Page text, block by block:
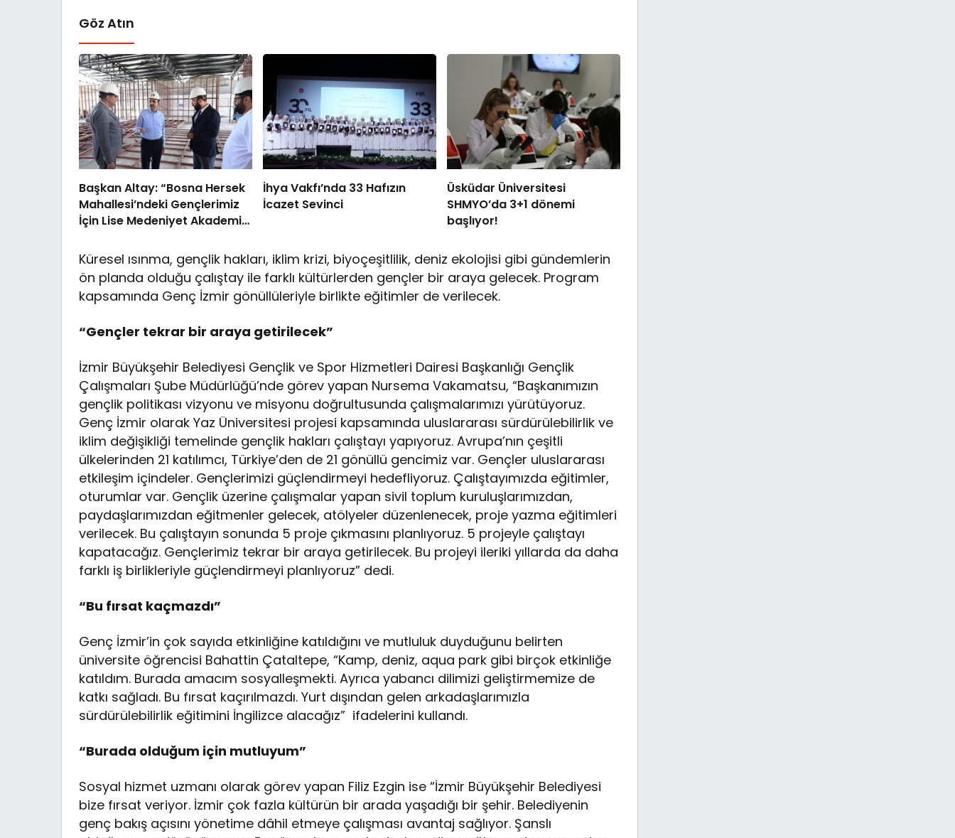
Göz Atın
Başkan Altay: “Bosna Hersek
Mahallesi’ndeki Gençlerimiz
İçin Lise Medeniyet Akademisi
İhya Vakfı’nda 33 Hafızın
İcazet Sevinci
Üsküdar Üniversitesi
SHMYO’da 3+1 dönemi
başlıyor!
Küresel ısınma, gençlik hakları, iklim krizi, biyoçeşitlilik, deniz ekolojisi gibi gündemlerin
ön planda olduğu çalıştay ile farklı kültürlerden gençler bir araya gelecek. Program
kapsamında Genç İzmir gönüllüleriyle birlikte eğitimler de verilecek.
“Gençler tekrar bir araya getirilecek”
İzmir Büyükşehir Belediyesi Gençlik ve Spor Hizmetleri Dairesi Başkanlığı Gençlik
Çalışmaları Şube Müdürlüğü’nde görev yapan Nursema Vakamatsu, “Başkanımızın
gençlik politikası vizyonu ve misyonu doğrultusunda çalışmalarımızı yürütüyoruz.
Genç İzmir olarak Yaz Üniversitesi projesi kapsamında uluslararası sürdürülebilirlik ve
iklim değişikliği temelinde gençlik hakları çalıştayı yapıyoruz. Avrupa’nın çeşitli
ülkelerinden 21 katılımcı, Türkiye’den de 21 gönüllü gencimiz var. Gençler uluslararası
etkileşim içindeler. Gençlerimizi güçlendirmeyi hedefliyoruz. Çalıştayımızda eğitimler,
oturumlar var. Gençlik üzerine çalışmalar yapan sivil toplum kuruluşlarımızdan,
paydaşlarımızdan eğitmenler gelecek, atölyeler düzenlenecek, proje yazma eğitimleri
verilecek. Bu çalıştayın sonunda 5 proje çıkmasını planlıyoruz. 5 projeyle çalıştayı
kapatacağız. Gençlerimiz tekrar bir araya getirilecek. Bu projeyi ileriki yıllarda da daha
farklı iş birlikleriyle güçlendirmeyi planlıyoruz” dedi.
“Bu fırsat kaçmazdı”
Genç İzmir’in çok sayıda etkinliğine katıldığını ve mutluluk duyduğunu belirten
üniversite öğrencisi Bahattin Çataltepe, “Kamp, deniz, aqua park gibi birçok etkinliğe
katıldım. Burada amacım sosyalleşmekti. Ayrıca yabancı dilimizi geliştirmemize de
katkı sağladı. Bu fırsat kaçırılmazdı. Yurt dışından gelen arkadaşlarımızla
sürdürülebilirlik eğitimini İngilizce alacağız” ifadelerini kullandı.
“Burada olduğum için mutluyum”
Sosyal hizmet uzmanı olarak görev yapan Filiz Ezgin ise “İzmir Büyükşehir Belediyesi
bize fırsat veriyor. İzmir çok fazla kültürün bir arada yaşadığı bir şehir. Belediyenin
genç bakış açısını yönetime dâhil etmeye çalışması avantaj sağlıyor. Şanslı